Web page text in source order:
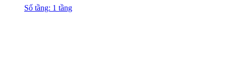
Số tầng: 1 tầng